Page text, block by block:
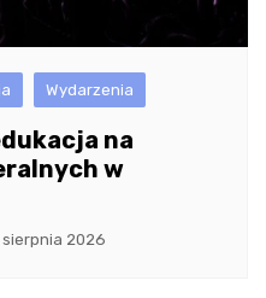
Wydarzenia
na
w
2026